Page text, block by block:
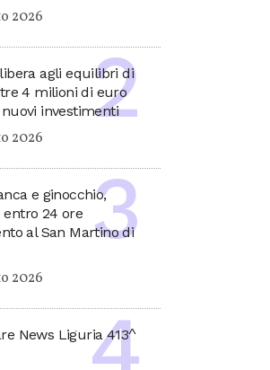
2026
agli equilibri di
4 milioni di euro
investimenti
2026
e ginocchio,
entro 24 ore
al San Martino di
2026
News Liguria 413^